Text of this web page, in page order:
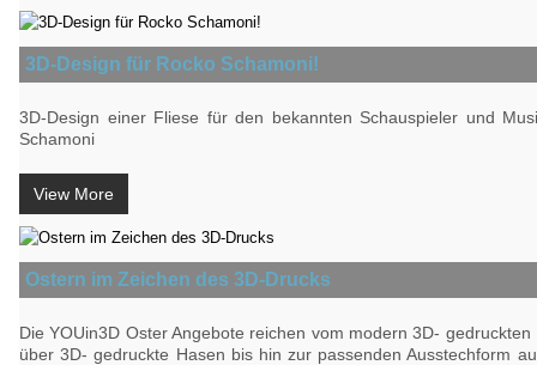
3D-Design für Rocko Schamoni!
3D-Design einer Fliese für den bekannten Schauspieler und
Schamoni
View More
Ostern im Zeichen des 3D-Drucks
Die YOUin3D Oster Angebote reichen vom modern 3D- gedruckten
über 3D- gedruckte Hasen bis hin zur passenden Ausstechform